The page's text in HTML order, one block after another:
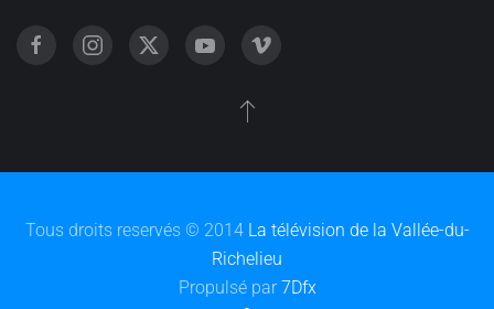
Tous droits reservés © 2014 La télévision de la Vallée-du-
Richelieu
Propulsé par 7Dfx